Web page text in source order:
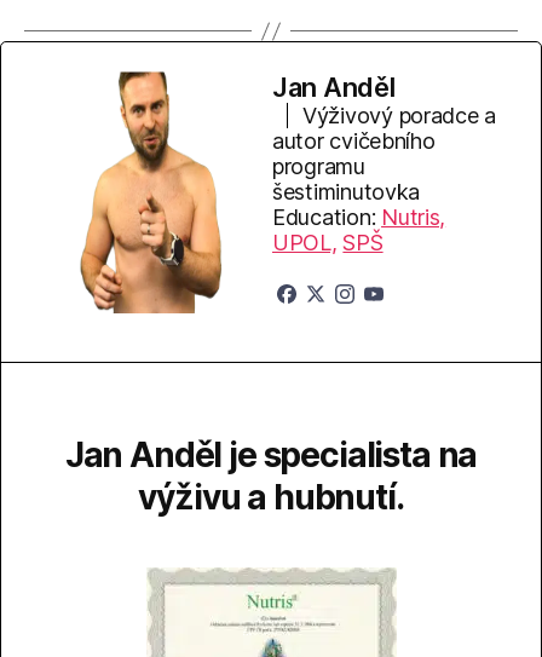
Jan Anděl
Výživový poradce a
autor cvičebního
programu
šestiminutovka
Education: Nutris,
UPOL, SPŠ
Jan Anděl je specialista na
výživu a hubnutí.